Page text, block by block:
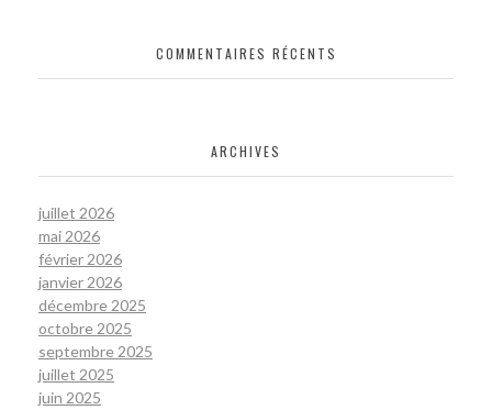
COMMENTAIRES RÉCENTS
ARCHIVES
juillet 2026
mai 2026
février 2026
janvier 2026
décembre 2025
octobre 2025
septembre 2025
juillet 2025
juin 2025